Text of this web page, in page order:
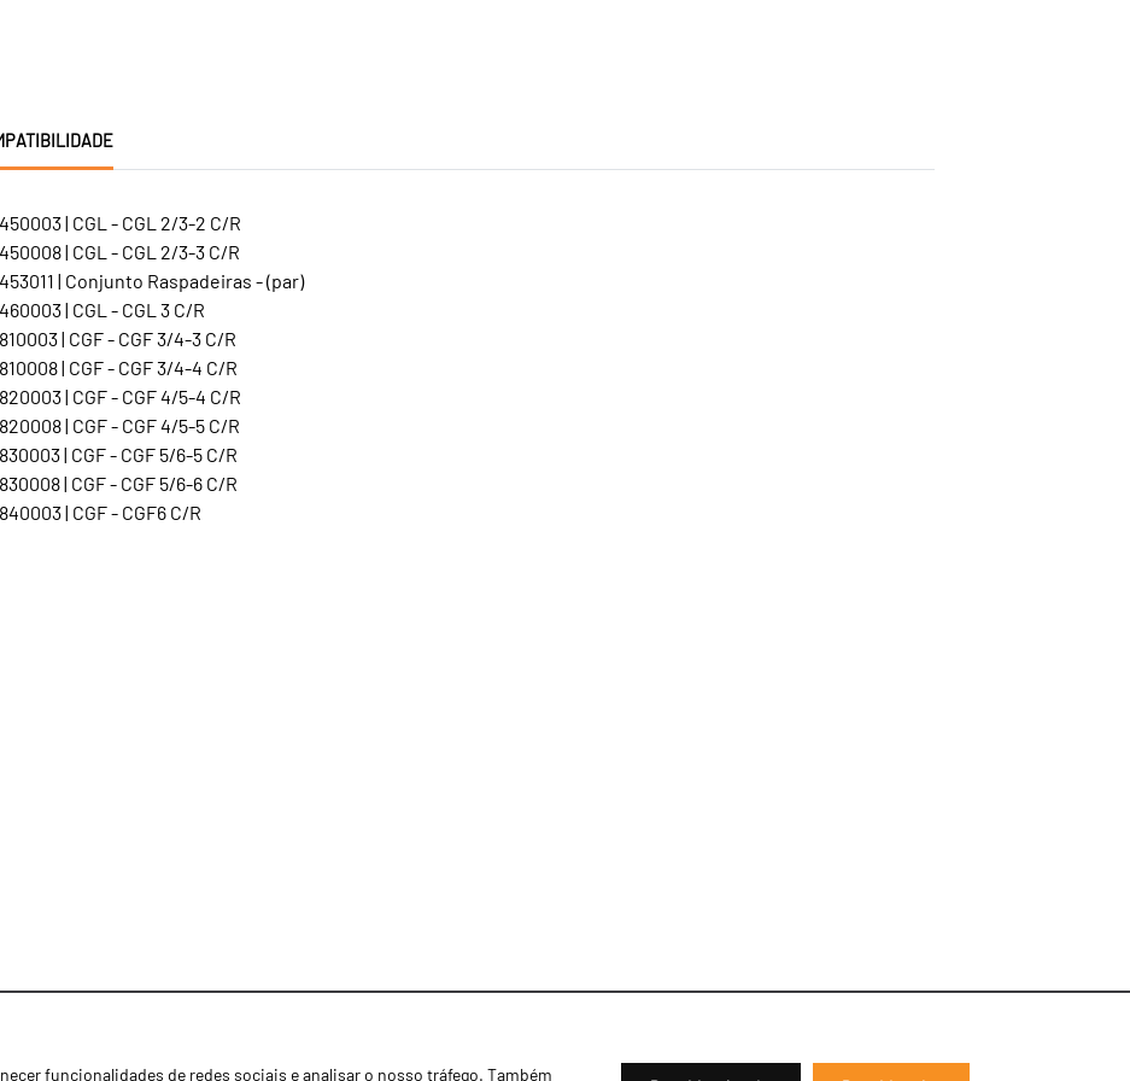
funcionalidades de redes sociais e analisar o nosso tráfego. Também
| CGL - CGL 2/3-2 C/R
| CGL - CGL 2/3-3 C/R
| Conjunto Raspadeiras - (par)
| CGL - CGL 3 C/R
| CGF - CGF 3/4-3 C/R
| CGF - CGF 3/4-4 C/R
| CGF - CGF 4/5-4 C/R
| CGF - CGF 4/5-5 C/R
| CGF - CGF 5/6-5 C/R
| CGF - CGF 5/6-6 C/R
| CGF - CGF6 C/R